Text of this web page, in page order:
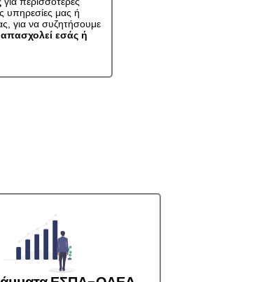
υπηρεσίες μας ή
για να συζητήσουμε
εσάς ή